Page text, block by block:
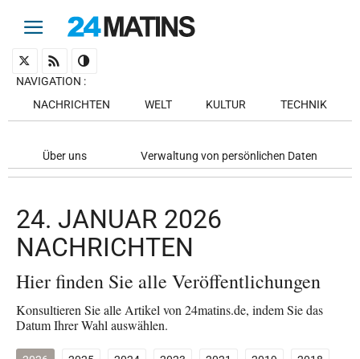
NAVIGATION :
NACHRICHTEN
WELT KULTUR TECHNIK
Über uns Verwaltung von persönlichen Daten
24. JANUAR 2026
NACHRICHTEN
Hier finden Sie alle Veröffentlichungen
Konsultieren Sie alle Artikel von 24matins.de, indem Sie das
Datum Ihrer Wahl auswählen.